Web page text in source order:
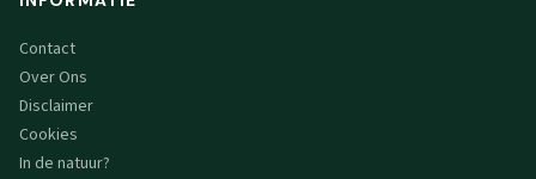
Contact
Over Ons
Disclaimer
Cookies
In de natuur?